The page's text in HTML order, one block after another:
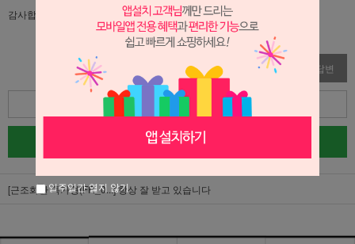
감사합니다
수정 삭제 답변
글쓰기
[근조화환 특가형(FR_0...]항상 잘 받고 있습니다
일주일간 열지 않기